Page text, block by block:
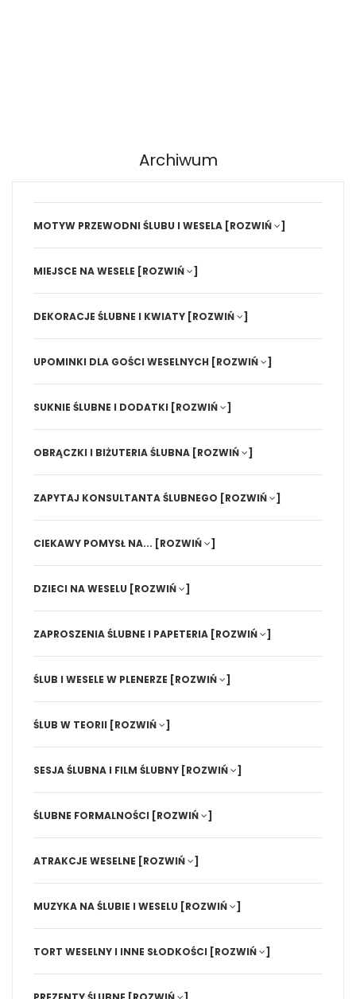
Archiwum
MOTYW PRZEWODNI ŚLUBU I WESELA [ROZWIŃ ]
MIEJSCE NA WESELE [ROZWIŃ ]
DEKORACJE ŚLUBNE I KWIATY [ROZWIŃ ]
UPOMINKI DLA GOŚCI WESELNYCH [ROZWIŃ ]
SUKNIE ŚLUBNE I DODATKI [ROZWIŃ ]
OBRĄCZKI I BIŻUTERIA ŚLUBNA [ROZWIŃ ]
ZAPYTAJ KONSULTANTA ŚLUBNEGO [ROZWIŃ ]
CIEKAWY POMYSŁ NA... [ROZWIŃ ]
DZIECI NA WESELU [ROZWIŃ ]
ZAPROSZENIA ŚLUBNE I PAPETERIA [ROZWIŃ ]
ŚLUB I WESELE W PLENERZE [ROZWIŃ ]
ŚLUB W TEORII [ROZWIŃ ]
SESJA ŚLUBNA I FILM ŚLUBNY [ROZWIŃ ]
ŚLUBNE FORMALNOŚCI [ROZWIŃ ]
ATRAKCJE WESELNE [ROZWIŃ ]
MUZYKA NA ŚLUBIE I WESELU [ROZWIŃ ]
TORT WESELNY I INNE SŁODKOŚCI [ROZWIŃ ]